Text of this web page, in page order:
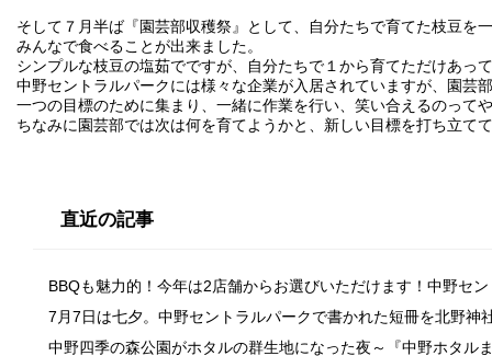
そして７月半ば『園芸部収穫祭』として、自分たちで育てた枝豆を
みんなで食べることが出来ました。
シンプルな枝豆の塩茹でですが、自分たちで１から育てただけあっ
中野セントラルパークには様々な企業が入居されていますが、園芸
一つの目標のために集まり、一緒に作業を行い、笑い合えるのって
ちなみに園芸部では次は何を育てようかと、新しい目標を打ち立て
直近の記事
BBQも魅力的！今年は2店舗からお選びいただけます！中野セ
7月7日は七夕。中野セントラルパークで書かれた短冊を北野神
中野四季の森公園がホタルの群生地になった夜～『中野ホタル